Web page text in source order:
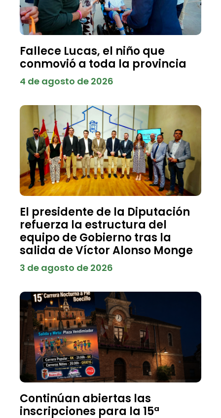
Fallece Lucas, el niño que
conmovió a toda la provincia
4 de agosto de 2026
El presidente de la Diputación
refuerza la estructura del
equipo de Gobierno tras la
salida de Víctor Alonso Monge
3 de agosto de 2026
Continúan abiertas las
inscripciones para la 15ª